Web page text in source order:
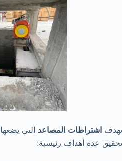
تهدف اشتراطات المصاعد التي يضعها
تحقيق عدة أهداف رئيسية: